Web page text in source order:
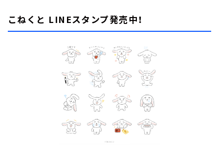
こねくと LINEスタンプ発売中！